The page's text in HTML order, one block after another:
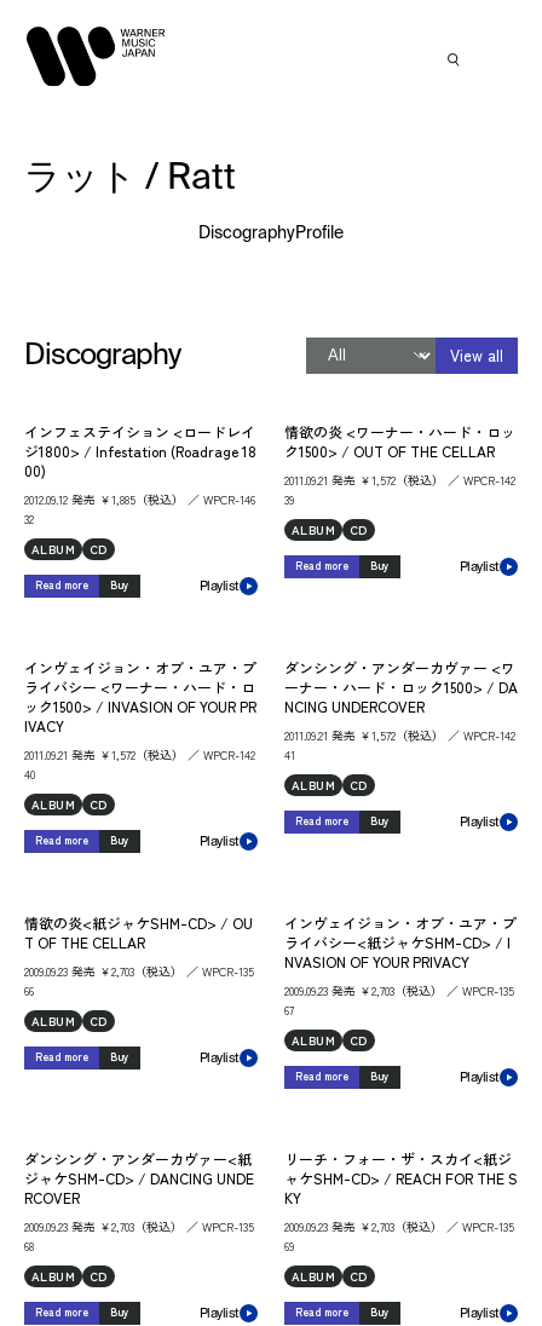
ラット / Ratt
DiscographyProfile
Discography View all
インフェステイション <ロードレイ
ジ1800> / Infestation (Roadrage 18
00)
2012.09.12 発売 ￥1,885（税込） ／ WPCR-146
32
ALBUM
CD
Read more Buy Playlist
情欲の炎 <ワーナー・ハード・ロッ
ク1500> / OUT OF THE CELLAR
2011.09.21 発売 ￥1,572（税込） ／ WPCR-142
39
ALBUM
CD
Read more Buy Playlist
インヴェイジョン・オブ・ユア・プ
ライバシー <ワーナー・ハード・ロ
ック1500> / INVASION OF YOUR PR
IVACY
2011.09.21 発売 ￥1,572（税込） ／ WPCR-142
40
ALBUM
CD
Read more Buy Playlist
ダンシング・アンダーカヴァー <ワ
ーナー・ハード・ロック1500> / DA
NCING UNDERCOVER
2011.09.21 発売 ￥1,572（税込） ／ WPCR-142
41
ALBUM
CD
Read more Buy Playlist
情欲の炎<紙ジャケSHM-CD> / OU
T OF THE CELLAR
2009.09.23 発売 ￥2,703（税込） ／ WPCR-135
66
ALBUM
CD
Read more Buy Playlist
インヴェイジョン・オブ・ユア・プ
ライバシー<紙ジャケSHM-CD> / I
NVASION OF YOUR PRIVACY
2009.09.23 発売 ￥2,703（税込） ／ WPCR-135
67
ALBUM
CD
Read more Buy Playlist
ダンシング・アンダーカヴァー<紙
ジャケSHM-CD> / DANCING UNDE
RCOVER
2009.09.23 発売 ￥2,703（税込） ／ WPCR-135
68
ALBUM
CD
Read more Buy Playlist
リーチ・フォー・ザ・スカイ<紙ジ
ャケSHM-CD> / REACH FOR THE S
KY
2009.09.23 発売 ￥2,703（税込） ／ WPCR-135
69
ALBUM
CD
Read more Buy Playlist